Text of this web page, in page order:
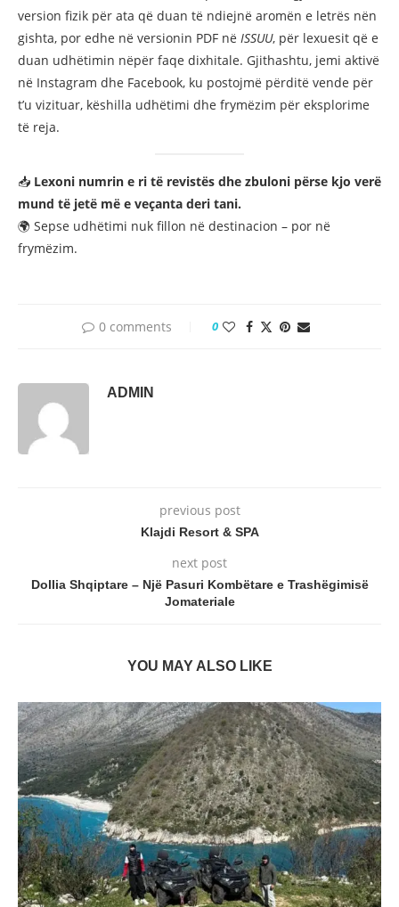
version fizik për ata që duan të ndiejnë aromën e letrës nën
gishta, por edhe në versionin PDF në ISSUU, për lexuesit që e
duan udhëtimin nëpër faqe dixhitale. Gjithashtu, jemi aktivë
në Instagram dhe Facebook, ku postojmë përditë vende për
t’u vizituar, këshilla udhëtimi dhe frymëzim për eksplorime
të reja.
📥 Lexoni numrin e ri të revistës dhe zbuloni përse kjo verë
mund të jetë më e veçanta deri tani.
🌍 Sepse udhëtimi nuk fillon në destinacion – por në
frymëzim.
0 comments 0
ADMIN
previous post
Klajdi Resort & SPA
next post
Dollia Shqiptare – Një Pasuri Kombëtare e Trashëgimisë
Jomateriale
YOU MAY ALSO LIKE